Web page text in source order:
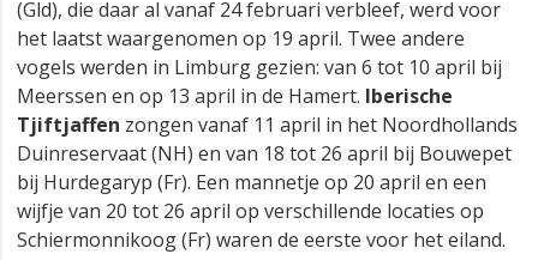
(Gld), die daar al vanaf 24 februari verbleef, werd voor
het laatst waargenomen op 19 april. Twee andere
vogels werden in Limburg gezien: van 6 tot 10 april bij
Meerssen en op 13 april in de Hamert. Iberische
Tjiftjaffen zongen vanaf 11 april in het Noordhollands
Duinreservaat (NH) en van 18 tot 26 april bij Bouwepet
bij Hurdegaryp (Fr). Een mannetje op 20 april en een
wijfje van 20 tot 26 april op verschillende locaties op
Schiermonnikoog (Fr) waren de eerste voor het eiland.